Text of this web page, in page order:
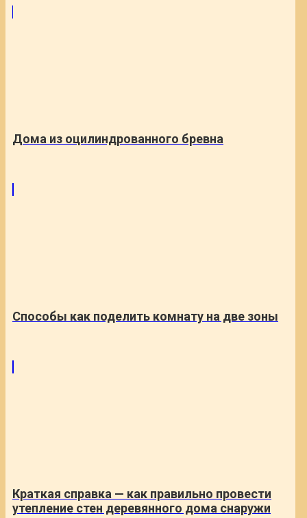
Дома из оцилиндрованного бревна
Способы как поделить комнату на две зоны
Краткая справка — как правильно провести
утепление стен деревянного дома снаружи